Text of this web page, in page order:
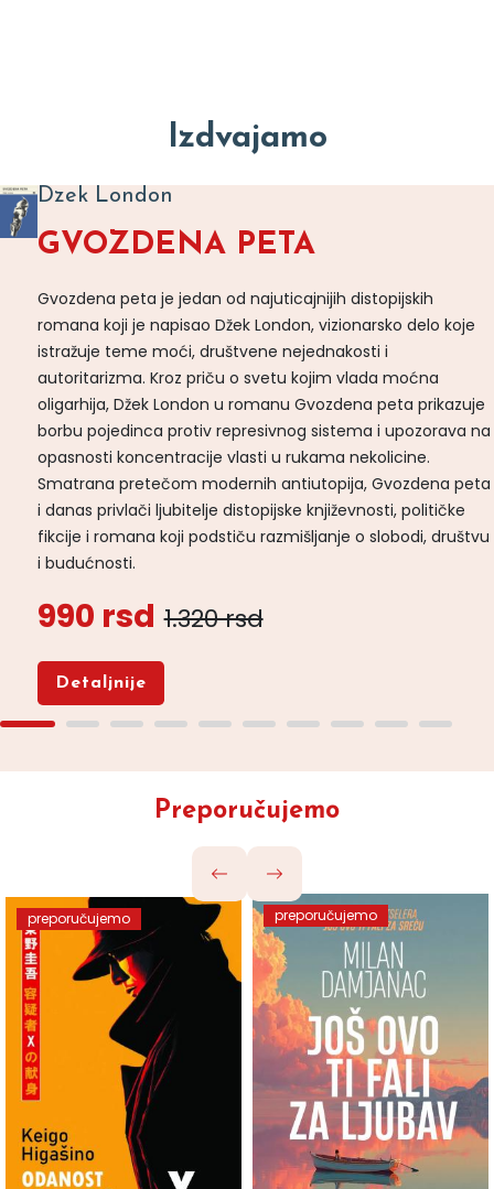
Izdvajamo
Dzek London
GVOZDENA PETA
Gvozdena peta je jedan od najuticajnijih distopijskih
romana koji je napisao Džek London, vizionarsko delo koje
istražuje teme moći, društvene nejednakosti i
autoritarizma. Kroz priču o svetu kojim vlada moćna
oligarhija, Džek London u romanu Gvozdena peta prikazuje
borbu pojedinca protiv represivnog sistema i upozorava na
opasnosti koncentracije vlasti u rukama nekolicine.
Smatrana pretečom modernih antiutopija, Gvozdena peta
i danas privlači ljubitelje distopijske književnosti, političke
fikcije i romana koji podstiču razmišljanje o slobodi, društvu
i budućnosti.
990 rsd 1.320 rsd
Detaljnije
Preporučujemo
preporučujemo preporučujemo